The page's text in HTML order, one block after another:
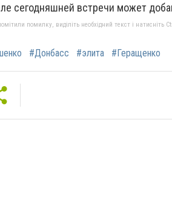
сегодняшней встречи может
помилку, виділіть необхідний текст і натисніть
#Донбасс #элита #Геращенко